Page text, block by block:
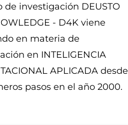
de investigación DEUSTO
- D4K viene
en materia de
en INTELIGENCIA
APLICADA desde
pasos en el año 2000.